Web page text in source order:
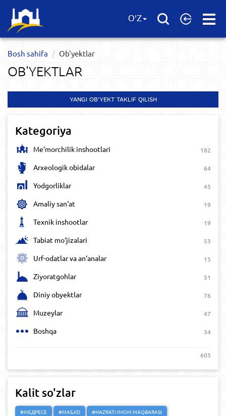
Open
O'Z
Bosh sahifa Ob'yektlar​
OB'YEKTLAR​
YANGI OB'YEKT TAKLIF QILISH
Kategoriya
Me‘morchilik inshootlari 182
Arxeologik obidalar 64
Yodgorliklar 45
Amaliy san‘at 19
Texnik inshootlar 19
Tabiat mo‘jizalari 53
Urf-odatlar va an‘analar 15
Ziyoratgohlar 51
Diniy obyektlar 76
Muzeylar 47
Boshqa 34
605
Kalit so'zlar
#МЕДРЕСЕ #MASJID
#HAZRATI IMOM MAQBARASI